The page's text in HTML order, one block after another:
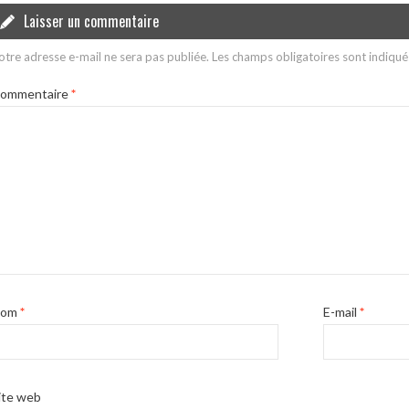
Laisser un commentaire
adresse e-mail ne sera pas publiée. Les champs obligatoires sont
*
* E-mail*
web